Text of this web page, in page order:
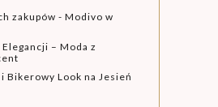
zakupów - Modivo w
Elegancji – Moda z
Bikerowy Look na Jesień